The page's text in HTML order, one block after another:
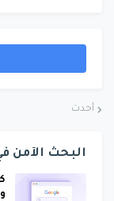
أحدث
البحث الآمن